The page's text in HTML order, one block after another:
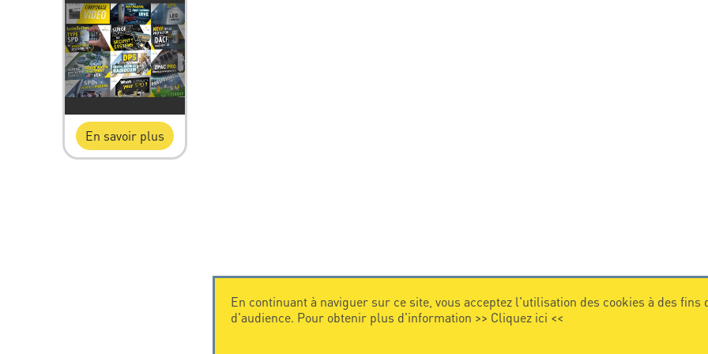
En savoir plus
En continuant à naviguer sur ce site, vous acceptez l'utilisation des cookies à des fins
d'audience. Pour obtenir plus d'information >> Cliquez ici <<